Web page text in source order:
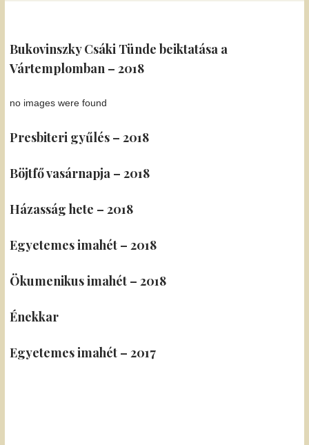
Bukovinszky Csáki Tünde beiktatása a
Vártemplomban – 2018
no images were found
Presbiteri gyűlés – 2018
Böjtfő vasárnapja – 2018
Házasság hete – 2018
Egyetemes imahét – 2018
Ökumenikus imahét – 2018
Énekkar
Egyetemes imahét – 2017